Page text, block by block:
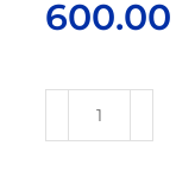
600.00